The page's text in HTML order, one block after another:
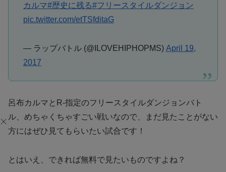
カルマ#歴史に残る#フリースタイルダンジョン
pic.twitter.com/etTSfditaG
— ラップバトル (@ILOVEHIPHOPMS) April 19,
2017
呂布カルマとR-指定のフリースタイルダンジョンバト
ル、めちゃくちゃすごい戦いなので、まだ見たことがない
方にはぜひ見てもらいたい試合です！
とはいえ、できれば無料で見たいものですよね？